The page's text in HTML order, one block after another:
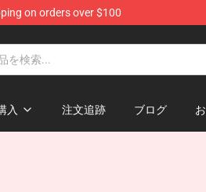
on orders over $100
入 注文追跡 ブログ